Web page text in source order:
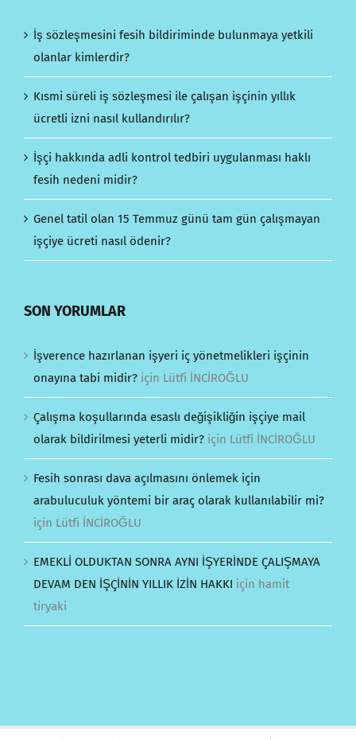
İş sözleşmesini fesih bildiriminde bulunmaya yetkili
olanlar kimlerdir?
Kısmi süreli iş sözleşmesi ile çalışan işçinin yıllık
ücretli izni nasıl kullandırılır?
İşçi hakkında adli kontrol tedbiri uygulanması haklı
fesih nedeni midir?
Genel tatil olan 15 Temmuz günü tam gün çalışmayan
işçiye ücreti nasıl ödenir?
SON YORUMLAR
İşverence hazırlanan işyeri iç yönetmelikleri işçinin
onayına tabi midir? için Lütfi İNCİROĞLU
Çalışma koşullarında esaslı değişikliğin işçiye mail
olarak bildirilmesi yeterli midir? için Lütfi İNCİROĞLU
Fesih sonrası dava açılmasını önlemek için
arabuluculuk yöntemi bir araç olarak kullanılabilir mi?
için Lütfi İNCİROĞLU
EMEKLİ OLDUKTAN SONRA AYNI İŞYERİNDE ÇALIŞMAYA
DEVAM DEN İŞÇİNİN YILLIK İZİN HAKKI için hamit
tiryaki